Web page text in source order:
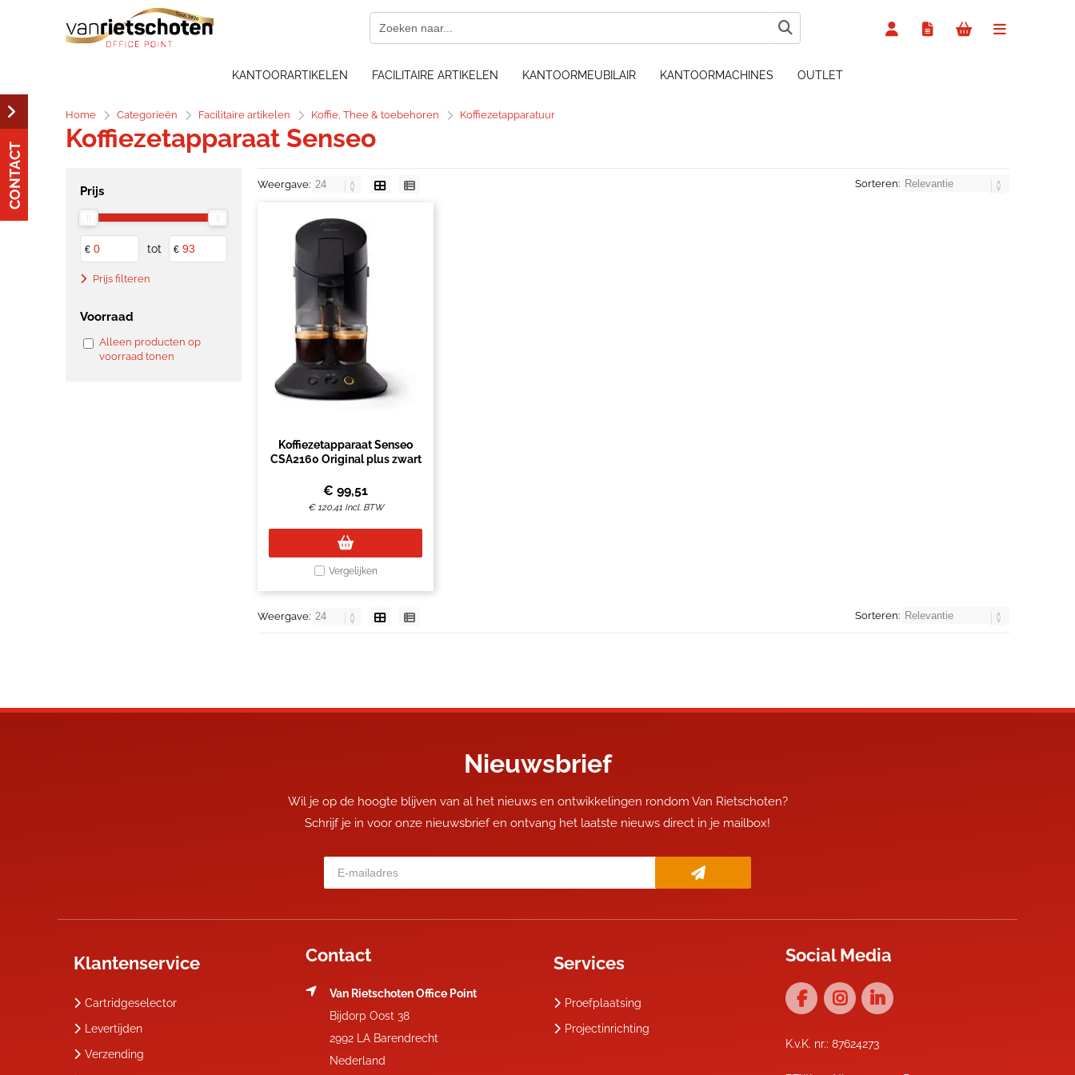
KANTOORARTIKELEN FACILITAIRE ARTIKELEN KANTOORMEUBILAIR KANTOORMACHINES OUTLET
Home Categorieën Facilitaire artikelen Koffie, Thee & toebehoren Koffiezetapparatuur
Koffiezetapparaat Senseo
Prijs
€ tot €
Prijs filteren
Voorraad
Alleen producten op
voorraad tonen
Weergave: Sorteren:
Koffiezetapparaat Senseo
CSA2160 Original plus zwart
€ 99,51
€120,41 Incl. BTW
Vergelijken
Weergave: Sorteren:
Nieuwsbrief
Wil je op de hoogte blijven van al het nieuws en ontwikkelingen rondom Van Rietschoten?
Schrijf je in voor onze nieuwsbrief en ontvang het laatste nieuws direct in je mailbox!
Klantenservice
Cartridgeselector
Levertijden
Verzending
Contact
Van Rietschoten Office Point
Bijdorp Oost 38
2992 LA Barendrecht
Nederland
Services
Proefplaatsing
Projectinrichting
Social Media
K.v.K. nr.: 87624273
CONTACT